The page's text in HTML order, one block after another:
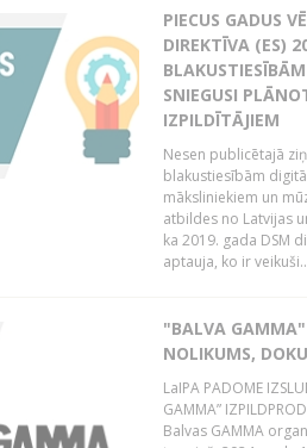
PIECUS GADUS
DIREKTĪVA (ES)
SNIEGUSI
IZPILDĪTĀJIEM
Nesen publicētajā
blakustiesībām
māksliniekiem un
atbildes no Latvijas
ka 2019. gada DSM
aptauja, ko ir
"BALVA GAMMA"
NOLIKUMS,
LaIPA PADOME
GAMMA”
Balvas GAMMA